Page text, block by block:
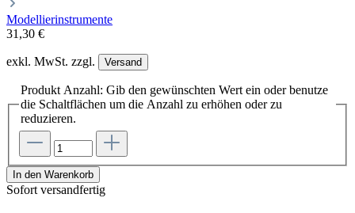
Modellierinstrumente
31,30 €
exkl. MwSt. zzgl. Versand
Produkt Anzahl: Gib den gewünschten Wert ein oder benutze
die Schaltflächen um die Anzahl zu erhöhen oder zu
reduzieren.
In den Warenkorb
Sofort versandfertig